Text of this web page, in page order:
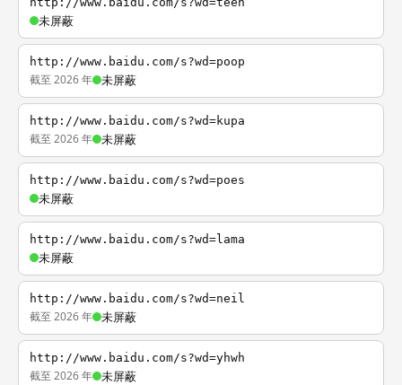
未屏蔽
http://www.baidu.com/s?wd=poop
截至 2026 年 未屏蔽
http://www.baidu.com/s?wd=kupa
截至 2026 年 未屏蔽
http://www.baidu.com/s?wd=poes
未屏蔽
http://www.baidu.com/s?wd=lama
未屏蔽
http://www.baidu.com/s?wd=neil
截至 2026 年 未屏蔽
http://www.baidu.com/s?wd=yhwh
截至 2026 年 未屏蔽